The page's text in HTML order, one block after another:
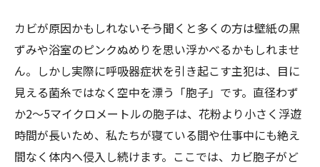
カビが原因かもしれない――そう聞くと多くの方は壁紙の黒
ずみや浴室のピンクぬめりを思い浮かべるかもしれませ
ん。しかし実際に呼吸器症状を引き起こす主犯は、目に
見える菌糸ではなく空中を漂う「胞子」です。直径わず
か2〜5マイクロメートルの胞子は、花粉より小さく浮遊
時間が長いため、私たちが寝ている間や仕事中にも絶え
間なく体内へ侵入し続けます。ここでは、カビ胞子がど